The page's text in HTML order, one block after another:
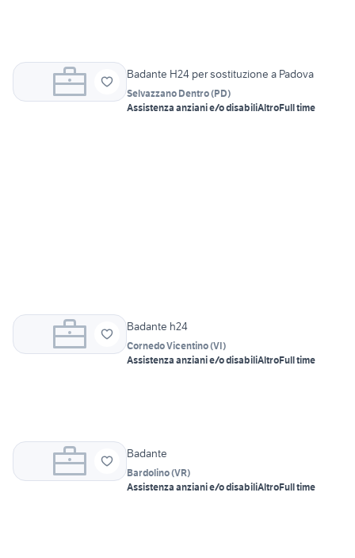
Badante H24 per sostituzione a Padova
Selvazzano Dentro(PD)
Assistenza anziani e/o disabiliAltroFull time
Badante h24
Cornedo Vicentino(VI)
Assistenza anziani e/o disabiliAltroFull time
Badante
Bardolino(VR)
Assistenza anziani e/o disabiliAltroFull time